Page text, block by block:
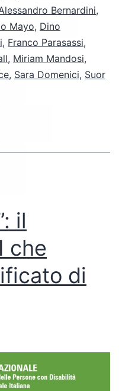
Bernardini,
Mayo, Dino
, Franco Parasassi,
, Miriam Mandosi,
, Sara Domenici, Suor
il
che
di